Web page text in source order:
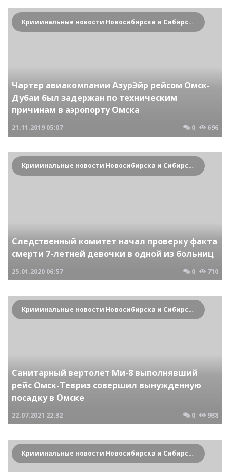
Криминальные новости Новосибирска и Сибирского региона
Чартер авиакомпании АзурЭйр рейсом Омск-
Дубаи был задержан по техническим
причинам в аэропорту Омска
21.11.2019 05:07 0 696
Криминальные новости Новосибирска и Сибирского региона
Следственный комитет начал проверку факта
смерти 7-летней девочки в одной из больниц
25.01.2020 06:57 0 710
Криминальные новости Новосибирска и Сибирского региона
Санитарный вертолет Ми-8 выполнявший
рейс Омск-Тевриз совершил вынужденную
посадку в Омске
22.07.2021 22:32 0 938
Криминальные новости Новосибирска и Сибирского региона